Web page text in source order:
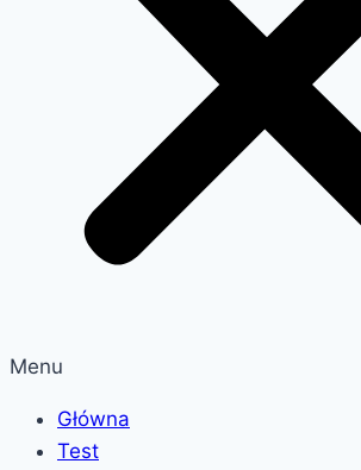
Menu
Główna
Test